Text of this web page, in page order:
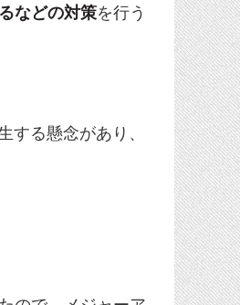
などの対策を行う
する懸念があり、